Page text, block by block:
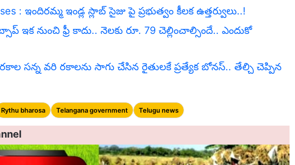
: ఇందిరమ్మ ఇండ్ల స్లాబ్ సైజు పై ప్రభుత్వం కీలక ఉత్తర్వులు..!
ఇక నుంచి ఫ్రీ కాదు.. నెలకు రూ. 79 చెల్లించాల్సిందే.. ఎందుకో
సన్న వరి రకాలను సాగు చేసిన రైతులకే ప్రత్యేక బోనస్.. తేల్చి చెప్పిన
Rythu bharosa Telangana government Telugu news